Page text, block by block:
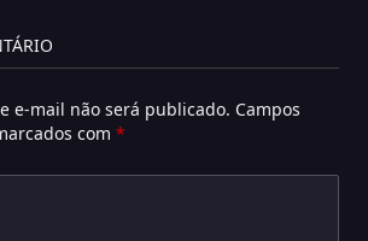
e-mail não será publicado. Campos
com *